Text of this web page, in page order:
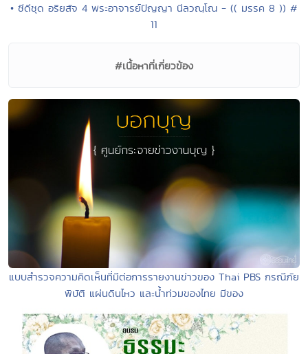
• ซีดีชุด อริยสัจ 4 พระอาจารย์ปัญญา นีลวณฺโณ - (( มรรค 8 )) #
11
#เนื้อหาที่เกี่ยวข้อง
แบบสำรวจความคิดเห็นที่มีต่อการรายงานข่าวของ Thai PBS กรณีภัย
พิบัติ แผ่นดินไหว และน้ำท่วมของไทย มีของ